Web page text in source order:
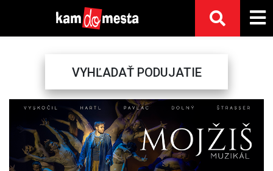
VYHĽADAŤ PODUJATIE
Previous